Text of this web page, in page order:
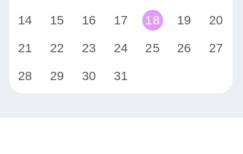
14
15 16 17 18 19
20
21
22 23 24 25 26
27
28
29 30 31